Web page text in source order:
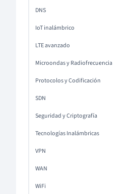
DNS
IoT inalámbrico
LTE avanzado
Microondas y Radiofrecuencia
Protocolos y Codificación
SDN
Seguridad y Criptografía
Tecnologías Inalámbricas
VPN
WAN
WiFi